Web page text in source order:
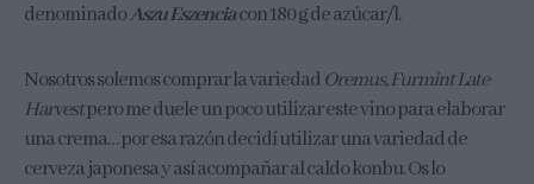
denominadoAszu Eszenciacon 180 g de azúcar/l.
Nosotros solemos comprar la variedad Oremus, Furmint Late
Harvestpero me duele un poco utilizar este vino para elaborar
una crema… por esa razón decidí utilizar una variedad de
cerveza japonesa y así acompañar al caldo konbu. Os lo